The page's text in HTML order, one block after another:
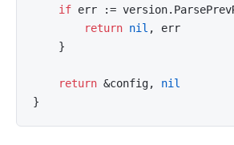
if err :=
return nil , err
return &config, nil